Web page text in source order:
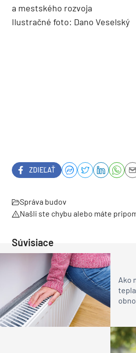
a mestského rozvoja
Ilustračné foto: Dano Veselský
ZDIEĽAŤ
Správa budov
Našli ste chybu alebo máte
Súvisiace
Ako